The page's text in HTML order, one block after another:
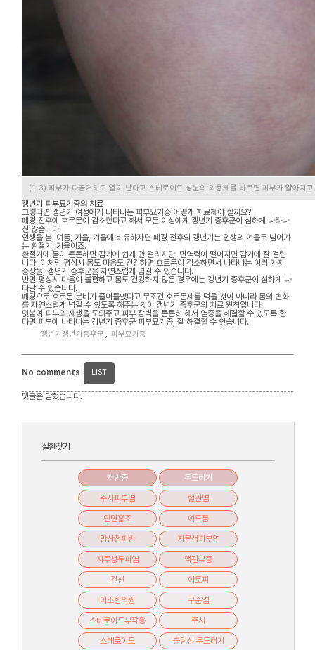
(1-3) 피부가 따끔거리고 열이 난다고 스테로이드 성분의 외용제를 바르면 피부가 얇아지
갱년기 피부묘기증의 치료
그렇다면 갱년기 여성에게 나타나는 피부묘기증 어떻게 치료해야 할까요?
폐경 전후에 호르몬이 감소한다고 해서 모든 여성에게 갱년기 증후군이 심하게 나타나
진 않습니다.
인생을 봄, 여름, 가을, 겨울에 비유하자면 폐경 전후의 갱년기는 인생의 겨울로 넘어가
는 환절기, 가을이죠.
환절기에 몸이 튼튼하면 감기에 쉽게 안 걸리지만, 면역력이 떨어지면 감기에 잘 걸립
니다. 이처럼 평상시 몸도 마음도 건강하면 호르몬이 감소하면서 나타나는 여러 가지
증상들, 갱년기 증후군을 자연스럽게 넘길 수 있습니다.
반면 평상시 마음이 불편하고 몸도 건강하지 않은 경우에는 갱년기 증후군이 심하게 나
타날 수 있습니다.
폐경으로 호르몬 분비가 줄어들었다고 무조건 호르몬제를 먹을 것이 아니라 몸의 변화
를 자연스럽게 넘길 수 있도록 해주는 것이 갱년기 증후군의 치료 원칙입니다.
덧붙여 피부의 재생을 도와주고 피부 장벽을 튼튼히 해서 염증을 해결할 수 있도록 한
다면 피부에 나타나는 갱년기 증후군 피부묘기증, 잘 해결할 수 있습니다.
갱년기갱년기증후군 , 피부묘기증
No comments LIST
댓글은 닫혔습니다.
질환찾기
자반증 두드러기
주사피부염 혈관염
안면홍조 여드름
망상청피반 지루성피부염
지루성두피염 맥관부종
건선 아토피
이소한의원 구순염
스테로이드부작용 주사
스테로이드 콜린성 두드러기